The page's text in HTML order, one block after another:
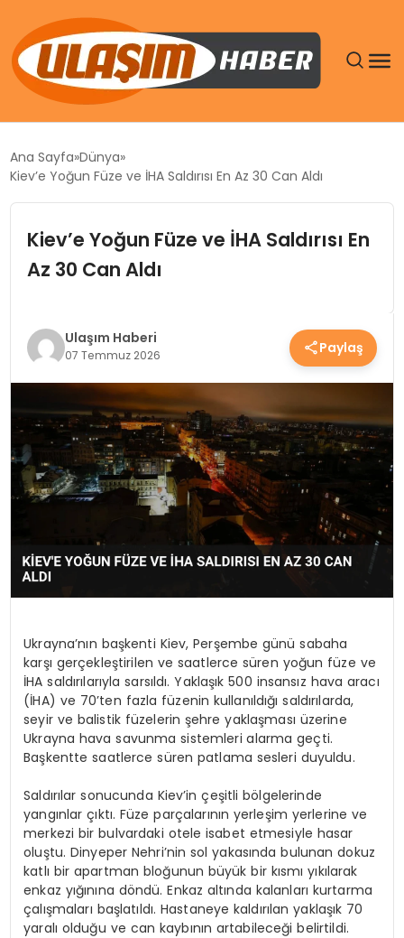
DÜNYA
SPOR
TEKNOLOJI
SAĞLIK
YAŞAM
Ana Sayfa Dünya
Kiev’e Yoğun Füze ve İHA Saldırısı En Az 30 Can Aldı
Kiev’e Yoğun Füze ve İHA Saldırısı En
Az 30 Can Aldı
Ulaşım Haberi
07 Temmuz 2026 Paylaş
Ukrayna’nın başkenti Kiev, Perşembe günü sabaha
karşı gerçekleştirilen ve saatlerce süren yoğun füze ve
İHA saldırılarıyla sarsıldı. Yaklaşık 500 insansız hava aracı
(İHA) ve 70’ten fazla füzenin kullanıldığı saldırılarda,
seyir ve balistik füzelerin şehre yaklaşması üzerine
Ukrayna hava savunma sistemleri alarma geçti.
Başkentte saatlerce süren patlama sesleri duyuldu.
Saldırılar sonucunda Kiev’in çeşitli bölgelerinde
yangınlar çıktı. Füze parçalarının yerleşim yerlerine ve
merkezi bir bulvardaki otele isabet etmesiyle hasar
oluştu. Dinyeper Nehri’nin sol yakasında bulunan dokuz
katlı bir apartman bloğunun büyük bir kısmı yıkılarak
enkaz yığınına döndü. Enkaz altında kalanları kurtarma
çalışmaları başlatıldı. Hastaneye kaldırılan yaklaşık 70
yaralı olduğu ve can kaybının artabileceği belirtildi.